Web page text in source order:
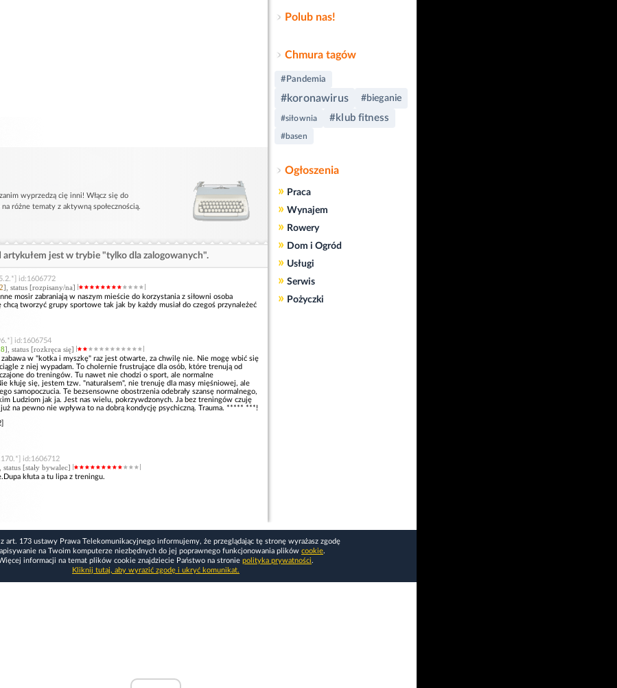
wyprzedzą cię inni! Włącz się do
różne tematy z aktywną społecznością.
artykułem jest w trybie "tylko dla zalogowanych".
id:1606772
], status [rozpisany/na]
mosir zabraniają w naszym mieście do korzystania z siłowni osoba
chcą tworzyć grupy sportowe tak jak by każdy musiał do czegoś przynależeć
id:1606754
], status [rozkręca się]
zabawa w "kotka i myszkę" raz jest otwarte, za chwilę nie. Nie mogę wbić się
z niej wypadam. To cholernie frustrujące dla osób, które trenują od
do treningów. Tu nawet nie chodzi o sport, ale normalne
kłuję się, jestem tzw. "naturalsem", nie trenuję dla masy mięśniowej, ale
samopoczucia. Te bezsensowne obostrzenia odebrały szansę normalnego,
Ludziom jak ja. Jest nas wielu, pokrzywdzonych. Ja bez treningów czuję
na pewno nie wpływa to na dobrą kondycję psychiczną. Trauma. ***** ***!
id:1606712
status [stały bywalec]
kłuta a tu lipa z treningu.
Polub nas!
Chmura tagów
#Pandemia
#koronawirus #bieganie
#siłownia #klub fitness
#basen
Ogłoszenia
» Praca
» Wynajem
» Rowery
» Dom i Ogród
» Usługi
» Serwis
» Pożyczki
art. 173 ustawy Prawa Telekomunikacyjnego informujemy, że przeglądając tę stronę wyrażasz zgodę
na Twoim komputerze niezbędnych do jej poprawnego funkcjonowania plików cookie.
informacji na temat plików cookie znajdziecie Państwo na stronie polityka prywatności.
Kliknij tutaj, aby wyrazić zgodę i ukryć komunikat.